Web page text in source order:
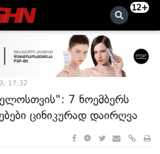
12+
17:32
7 ნოემბერს
ცინიკურად დაირღვა